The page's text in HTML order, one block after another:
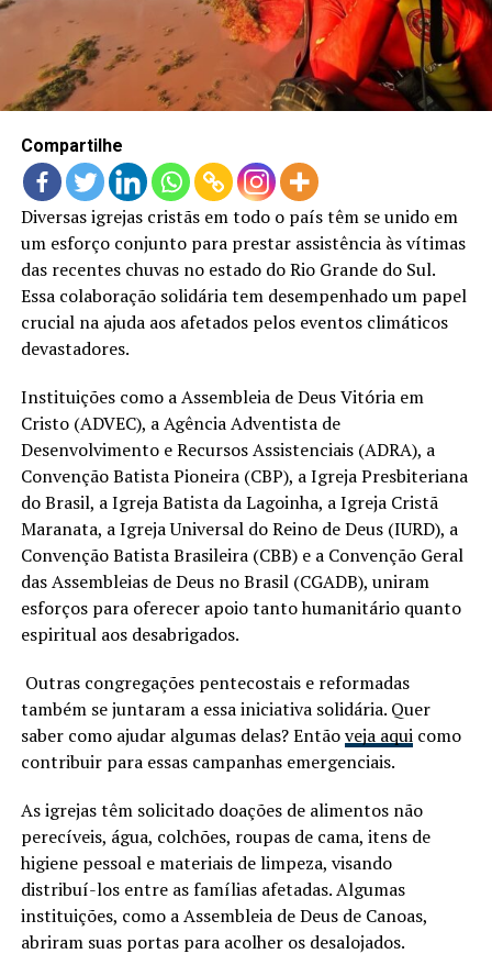
LANÇAMENTOS
Compartilhe
Diversas igrejas cristãs em todo o país têm se unido em
um esforço conjunto para prestar assistência às vítimas
das recentes chuvas no estado do Rio Grande do Sul.
Essa colaboração solidária tem desempenhado um papel
crucial na ajuda aos afetados pelos eventos climáticos
devastadores.
Instituições como a Assembleia de Deus Vitória em
Cristo (ADVEC), a Agência Adventista de
Desenvolvimento e Recursos Assistenciais (ADRA), a
Convenção Batista Pioneira (CBP), a Igreja Presbiteriana
do Brasil, a Igreja Batista da Lagoinha, a Igreja Cristã
Maranata, a Igreja Universal do Reino de Deus (IURD), a
Convenção Batista Brasileira (CBB) e a Convenção Geral
das Assembleias de Deus no Brasil (CGADB), uniram
esforços para oferecer apoio tanto humanitário quanto
espiritual aos desabrigados.
Outras congregações pentecostais e reformadas
também se juntaram a essa iniciativa solidária. Quer
saber como ajudar algumas delas? Entãoveja aquicomo
contribuir para essas campanhas emergenciais.
As igrejas têm solicitado doações de alimentos não
perecíveis, água, colchões, roupas de cama, itens de
higiene pessoal e materiais de limpeza, visando
distribuí-los entre as famílias afetadas. Algumas
instituições, como a Assembleia de Deus de Canoas,
abriram suas portas para acolher os desalojados.